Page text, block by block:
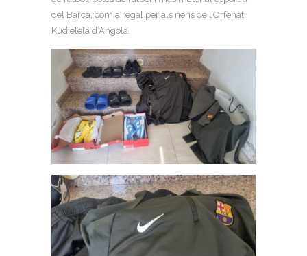
del Barça, com a regal per als nens de l’Orfenat
Kudielela d’Angola.